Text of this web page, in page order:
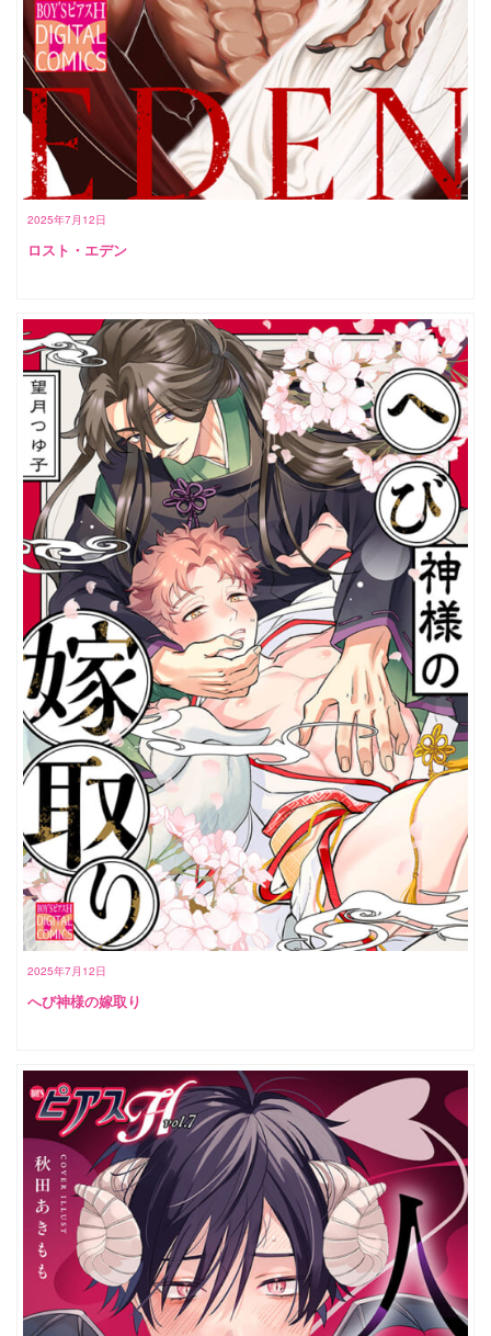
2025年7月12日
ロスト・エデン
2025年7月12日
へび神様の嫁取り